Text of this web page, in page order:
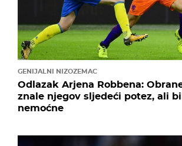
GENIJALNI NIZOZEMAC
Odlazak Arjena Robbena:
znale njegov sljedeći potez, ali
nemoćne